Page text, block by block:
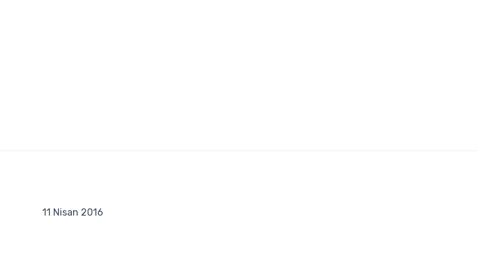
11 Nisan 2016